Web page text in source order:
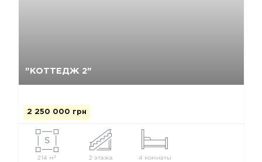
"КОТТЕДЖ 2"
2 250 000 грн
214 м 2 2 этажа 4 комнаты